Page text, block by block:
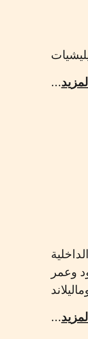
...
وعمر
...